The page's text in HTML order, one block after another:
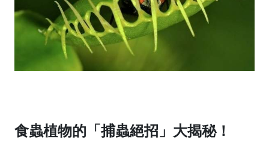
食蟲植物的「捕蟲絕招」大揭秘！